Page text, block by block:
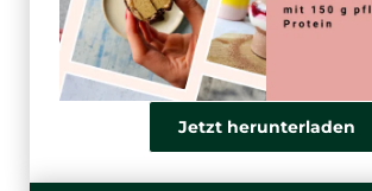
Jetzt herunterladen